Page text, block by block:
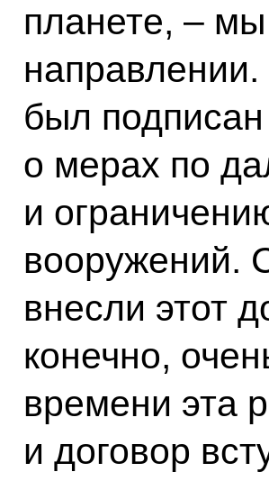
планете, –
был
о мерах по
и
вооружений.
внесли этот
конечно,
времени эта
и договор